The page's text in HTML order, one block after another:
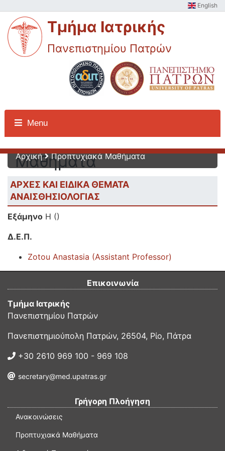
English
Τμήμα Ιατρικής
Πανεπιστημίου Πατρών
Menu
Προπτυχιακά
Μαθήματα
Αρχική Προπτυχιακά Μαθήματα
ΑΡΧΕΣ ΚΑΙ ΕΙΔΙΚΑ ΘΕΜΑΤΑ
ΑΝΑΙΣΘΗΣΙΟΛΟΓΙΑΣ
Εξάμηνο Η ()
Δ.Ε.Π.
Zotou Anastasia (Assistant Professor)
Επικοινωνία
Τμήμα Ιατρικής
Πανεπιστημίου Πατρών
Πανεπιστημιούπολη Πατρών, 26504, Ρίο, Πάτρα
+30 2610 969 100 - 969 108
secretary@med.upatras.gr
Γρήγορη Πλοήγηση
Ανακοινώσεις
Προπτυχιακά Μαθήματα